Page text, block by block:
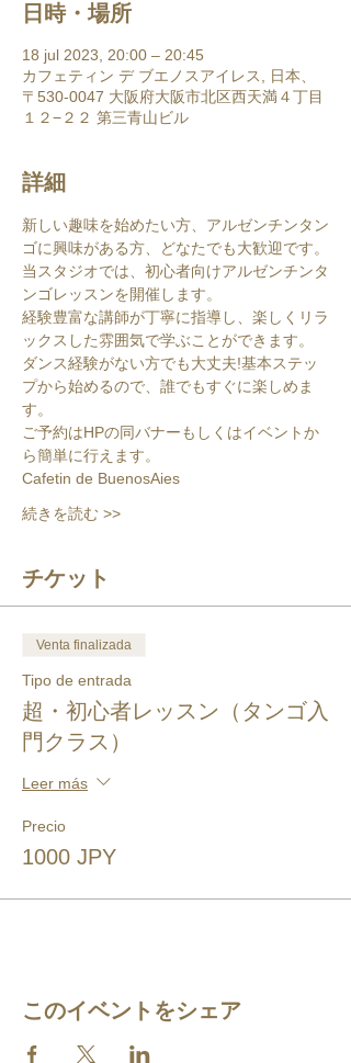
日時・場所
18 jul 2023, 20:00 – 20:45
カフェティン デ ブエノスアイレス, 日本、
〒530-0047 大阪府大阪市北区西天満４丁目
１２−２２ 第三青山ビル
詳細
新しい趣味を始めたい方、アルゼンチンタン
ゴに興味がある方、どなたでも大歓迎です。
当スタジオでは、初心者向けアルゼンチンタ
ンゴレッスンを開催します。
経験豊富な講師が丁寧に指導し、楽しくリラ
ックスした雰囲気で学ぶことができます。
ダンス経験がない方でも大丈夫!基本ステッ
プから始めるので、誰でもすぐに楽しめま
す。
ご予約はHPの同バナーもしくはイベントか
ら簡単に行えます。
Cafetin de BuenosAies
続きを読む >>
チケット
Venta finalizada
Tipo de entrada
超・初心者レッスン（タンゴ入
門クラス）
Leer más
Precio
1000 JPY
このイベントをシェア